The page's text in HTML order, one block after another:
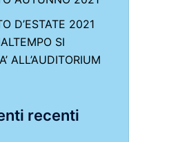
D’ESTATE 2021
SI
ALL’AUDITORIUM
recenti